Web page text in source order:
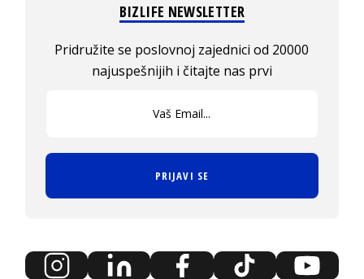
BIZLIFE NEWSLETTER
Pridružite se poslovnoj zajednici od 20000
najuspešnijih i čitajte nas prvi
PRIJAVI SE